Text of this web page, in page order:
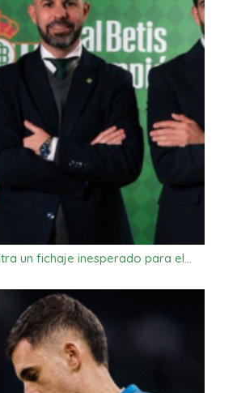
un fichaje inesperado para el…